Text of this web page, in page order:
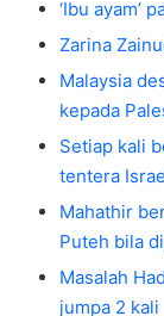
‘Ibu ayam’
Zarina
Malaysia
kepada
Setiap kali
tentera
Mahathir
Puteh bila
Masalah
jumpa 2 kali